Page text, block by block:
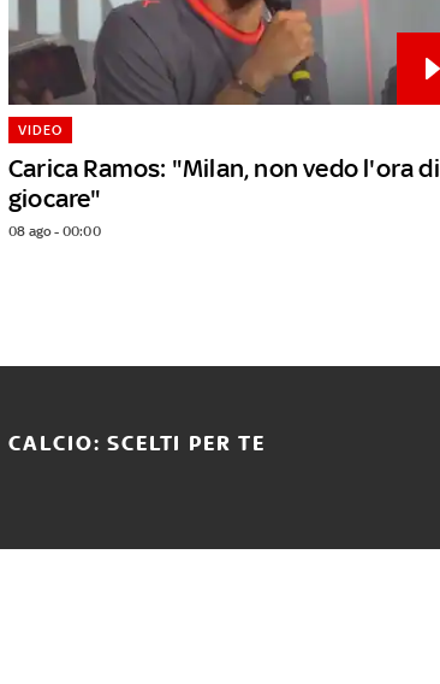
Carica Ramos: "Milan, non vedo l'ora di
giocare"
VIDEO
08 ago - 00:00
CALCIO: SCELTI PER TE